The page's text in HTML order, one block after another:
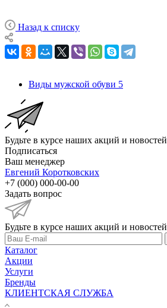
Назад к списку
Виды мужской обуви 5
Будьте в курсе наших акций и новостей
Подписаться
Ваш менеджер
Евгений Коротковских
+7 (000) 000-00-00
Задать вопрос
Будьте в курсе наших акций и новостей
Каталог
Акции
Услуги
Бренды
КЛИЕНТСКАЯ СЛУЖБА